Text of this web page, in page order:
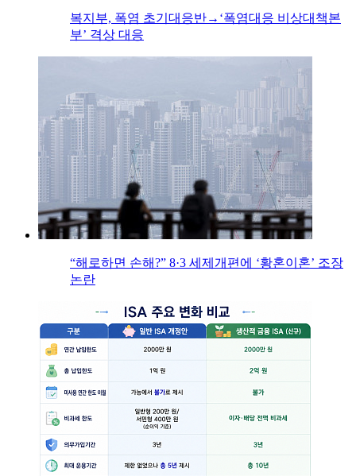
복지부, 폭염 초기대응반→‘폭염대응 비상대책본
부’ 격상 대응
“해로하면 손해?” 8·3 세제개편에 ‘황혼이혼’ 조장
논란